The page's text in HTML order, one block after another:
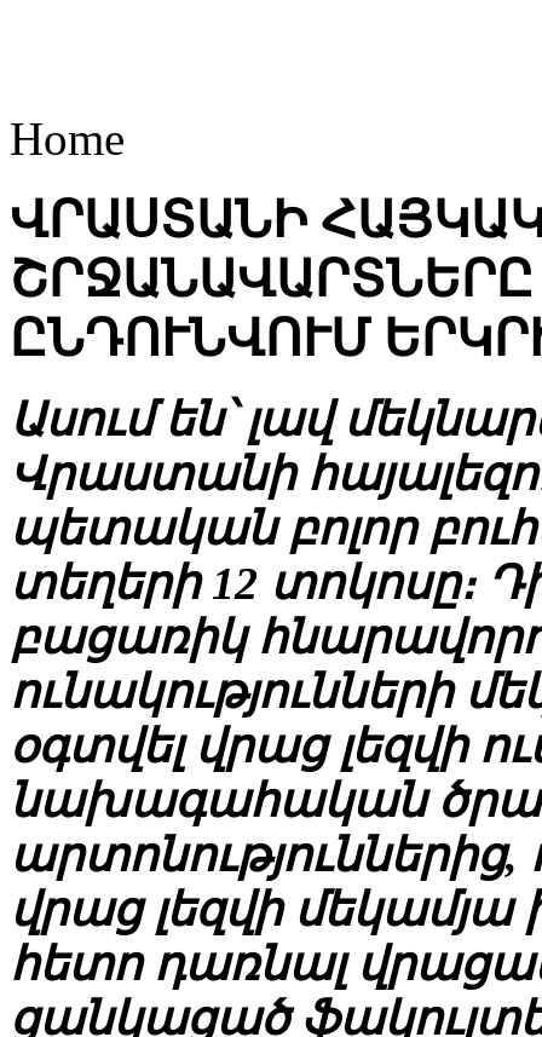
Home
ՎՐԱՍՏԱՆԻ
ԸՆԴՈՒՆՎՈՒՄ
Ասում են՝ լավ
Վրաստանի
պետական բոլոր
տեղերի 12 տոկոսը։
բացառիկ
ունակությունների
օգտվել վրաց լեզվի
նախագահական
արտոնություններից,
վրաց լեզվի մեկամյա
հետո դառնալ
ցանկացած